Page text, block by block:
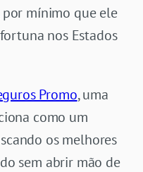
por mínimo que ele
nos Estados
Promo, uma
como um
os melhores
sem abrir mão de